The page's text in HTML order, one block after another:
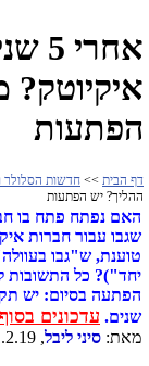
הפתעות
דף הבית >> חדשות הסלולר
ההליך? יש הפתעות
האם נפתח פתח בו
שגבו עבור חברות
טוענת, ש"גבו
יחד")? כל התשובות
שנים. עדכונים
מאת: סיני ליבל, 11.2.19, 17:40